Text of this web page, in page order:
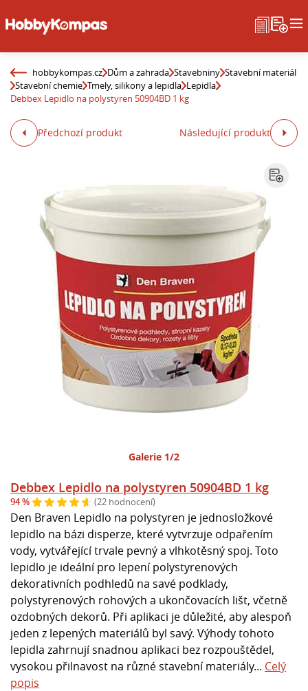
hobbykompas.cz Dům a zahrada Stavebniny Stavební materiál
Stavební chemie Tmely, silikony a lepidla Lepidla
Debbex Lepidlo na polystyren 50904BD 1 kg
Předchozí produkt Následující produkt
Galerie 1/2
Debbex Lepidlo na polystyren 50904BD 1 kg
94 % (22 hodnocení)
Den Braven Lepidlo na polystyren je jednosložkové
lepidlo na bázi disperze, které vytvrzuje odpařením
vody, vytvářející trvale pevný a vlhkotěsný spoj. Toto
lepidlo je ideální pro lepení polystyrenových
dekorativních podhledů na savé podklady,
polystyrenových rohových a ukončovacích lišt, včetně
ozdobných dekorů. Při aplikaci je důležité, aby alespoň
jeden z lepených materiálů byl savý. Výhody tohoto
lepidla zahrnují snadnou aplikaci bez rozpouštědel,
vysokou přilnavost na různé stavební materiály... Celý
popis